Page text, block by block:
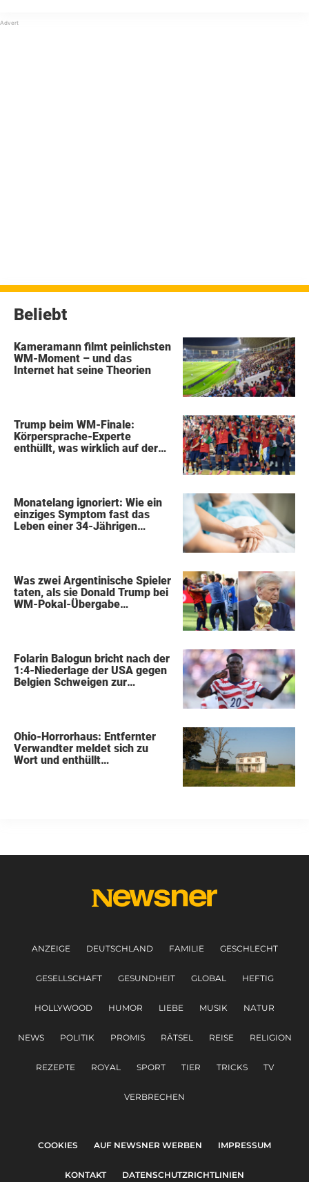
Beliebt
Kameramann filmt peinlichsten
WM-Moment – und das
Internet hat seine Theorien
Trump beim WM-Finale:
Körpersprache-Experte
enthüllt, was wirklich auf der
Monatelang ignoriert: Wie ein
einziges Symptom fast das
Leben einer 34-Jährigen
Was zwei Argentinische Spieler
taten, als sie Donald Trump bei
WM-Pokal-Übergabe
Folarin Balogun bricht nach der
1:4-Niederlage der USA gegen
Belgien Schweigen zur
Ohio-Horrorhaus: Entfernter
Verwandter meldet sich zu
Wort und enthüllt
ANZEIGE DEUTSCHLAND FAMILIE GESCHLECHT
GESELLSCHAFT GESUNDHEIT GLOBAL HEFTIG
HOLLYWOOD HUMOR LIEBE MUSIK NATUR
NEWS POLITIK PROMIS RÄTSEL REISE RELIGION
REZEPTE ROYAL SPORT TIER TRICKS TV
VERBRECHEN
COOKIES AUF NEWSNER WERBEN IMPRESSUM
KONTAKT DATENSCHUTZRICHTLINIEN